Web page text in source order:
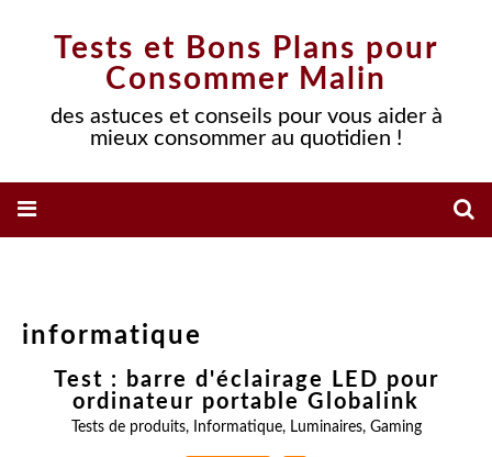
Tests et Bons Plans pour
Consommer Malin
des astuces et conseils pour vous aider à
mieux consommer au quotidien !
informatique
Test : barre d'éclairage LED pour
ordinateur portable Globalink
Tests de produits, Informatique, Luminaires, Gaming